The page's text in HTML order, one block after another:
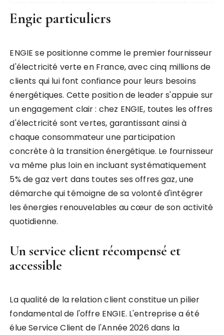
Engie particuliers
ENGIE se positionne comme le premier fournisseur
d'électricité verte en France, avec cinq millions de
clients qui lui font confiance pour leurs besoins
énergétiques. Cette position de leader s'appuie sur
un engagement clair : chez ENGIE, toutes les offres
d'électricité sont vertes, garantissant ainsi à
chaque consommateur une participation
concrète à la transition énergétique. Le fournisseur
va même plus loin en incluant systématiquement
5% de gaz vert dans toutes ses offres gaz, une
démarche qui témoigne de sa volonté d'intégrer
les énergies renouvelables au cœur de son activité
quotidienne.
Un service client récompensé et
accessible
La qualité de la relation client constitue un pilier
fondamental de l'offre ENGIE. L'entreprise a été
élue Service Client de l'Année 2026 dans la